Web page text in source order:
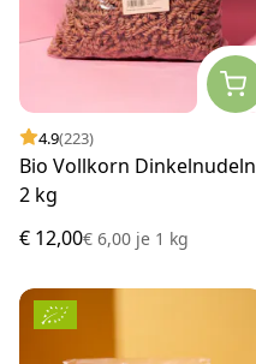
4.9(223)
Bio Vollkorn Dinkelnudeln
2 kg
€ 12,00€ 6,00 je 1 kg